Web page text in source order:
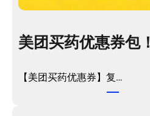
美团买药优惠券包！
【美团买药优惠券】复…